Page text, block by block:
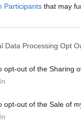
Participants that may
Data Processing Opt
opt-out of the Sharing
opt-out of the Sale of
& Κυρ 5/7 έως